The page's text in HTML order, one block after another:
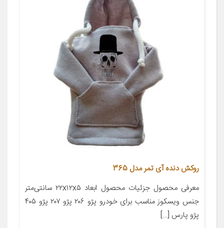
روکش دنده آی تمر مدل 365
معرفی محصول جزئیات محصول ابعاد ۲۲x۱۲x۵ سانتی‌متر
جنس ویسکوز مناسب برای خودرو پژو ۲۰۶ پژو ۲۰۷ پژو ۴۰۵
پژو پارس […]